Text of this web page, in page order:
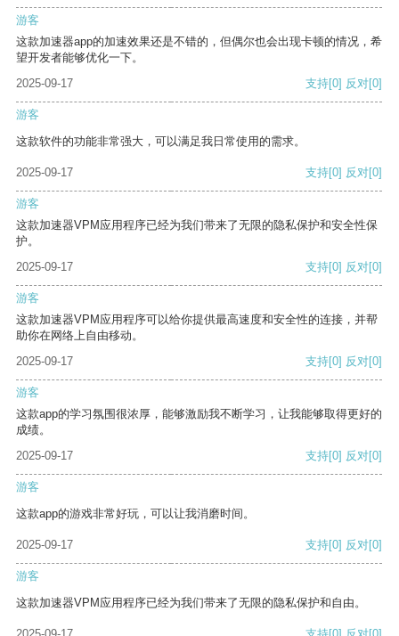
游客
这款加速器app的加速效果还是不错的，但偶尔也会出现卡顿的情况，希
望开发者能够优化一下。
2025-09-17
支持[0] 反对[0]
游客
这款软件的功能非常强大，可以满足我日常使用的需求。
2025-09-17 支持[0] 反对[0]
游客
这款加速器VPM应用程序已经为我们带来了无限的隐私保护和安全性保
护。
2025-09-17
支持[0] 反对[0]
游客
这款加速器VPM应用程序可以给你提供最高速度和安全性的连接，并帮
助你在网络上自由移动。
2025-09-17
支持[0] 反对[0]
游客
这款app的学习氛围很浓厚，能够激励我不断学习，让我能够取得更好的
成绩。
2025-09-17
支持[0] 反对[0]
游客
这款app的游戏非常好玩，可以让我消磨时间。
2025-09-17 支持[0] 反对[0]
游客
这款加速器VPM应用程序已经为我们带来了无限的隐私保护和自由。